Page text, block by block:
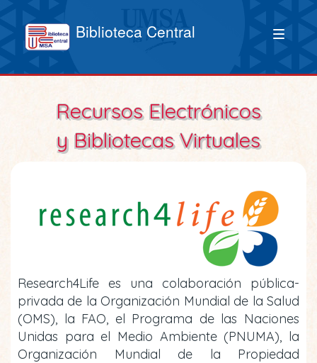
Biblioteca Central
Recursos Electrónicos
y Bibliotecas Virtuales
Research4Life es una colaboración pública-
privada de la Organización Mundial de la Salud
(OMS), la FAO, el Programa de las Naciones
Unidas para el Medio Ambiente (PNUMA), la
Organización Mundial de la Propiedad